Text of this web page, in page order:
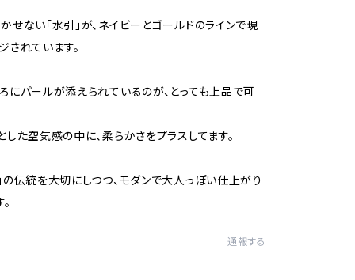
せない「水引」が、ネイビーとゴールドのラインで現
されています。
にパールが添えられているのが、とっても上品で可
した空気感の中に、柔らかさをプラスしてます。
の伝統を大切にしつつ、モダンで大人っぽい仕上がり
通報する